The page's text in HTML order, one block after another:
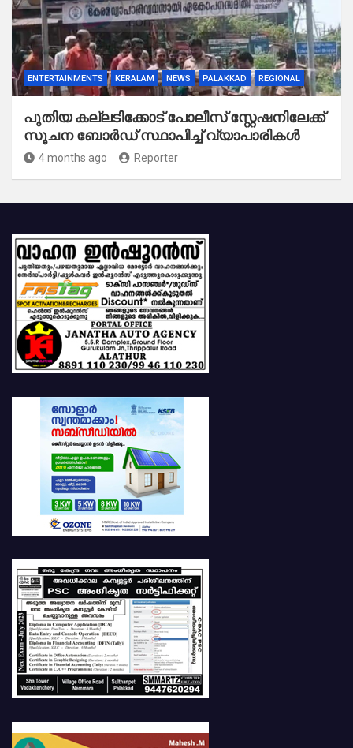
ENTERTAINMENTS KERALAM NEWS PALAKKAD REGIONAL
പുതിയ കല്ലടിക്കോട് പോലീസ് സ്റ്റേഷനിലേക്ക്
സൂചന ബോർഡ് സ്ഥാപിച്ച് വ്യാപാരികൾ
4 months ago Reporter